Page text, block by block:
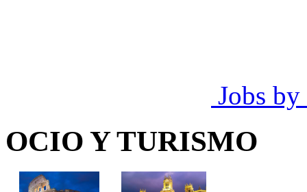
Jobs by
OCIO Y TURISMO